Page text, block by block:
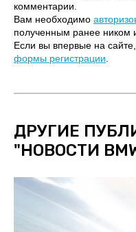
комментарии.
Вам необходимо
полученным ранее ником
Если вы впервые на
формы регистрации.
ДРУГИЕ
"НОВОСТИ